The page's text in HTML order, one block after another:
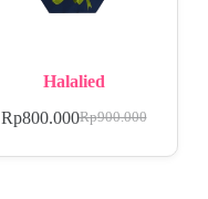
Halalied
Rp900.000
Rp800.000